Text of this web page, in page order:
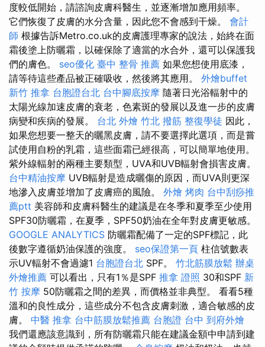
度較低開始，請諮詢皮膚科醫生，並逐漸增加應用頻率。
它們恢復了皮膚的水分含量，因此您不會感到干燥。 會計
師 根據告訴Metro.co.uk的皮膚護理專家的說法，始終在面
霜後塗上防曬霜，以確保除了適當的水合外，還可以保護我
們的膚色。 seo優化 臺中 整骨 推薦 如果您想使用底漆，
請等待這些產品被正確吸收，然後將其應用。 外燴buffet
新竹 推拿 台胞證台北 台中腳底按摩 隨著日光浴輻射中的
太陽光線加速皮膚的衰老，色素斑的發展以及進一步的皮膚
病變和疾病的發展。 台北 外燴 竹北 撥筋 整復學徒 因此，
如果您想要一整天的曬黑皮膚，請不要選擇此選項，而是嘗
試使用自粉的乳霜，這些面霜已經很高，可以簡單地使用。
紫外線輻射的兩種主要類型，UVA和UVB輻射會損害皮膚。
台中精油按摩 UVB輻射是造成曬傷的原因，而UVA則更深
地滲入皮膚並增加了皮膚癌的風險。 外燴 烤肉 台中刮痧推
薦ptt 美容師和皮膚科醫生的建議是在冬季和夏季至少使用
SPF30防曬霜，在夏季，SPF50奶油在全年對皮膚更敏感。
GOOGLE ANALYTICS 防曬霜配備了一定的SPF標記，此
後數字遵循奶油保護的強度。 seo保證第一頁 柱信號數表
示UV輻射不會過濾1 台胞證台北 SPF。 竹北筋膜放鬆 辦桌
外燴推薦 可以看出，只有1％是SPF 推拿 證照 30和SPF 新
竹 按摩 50防曬霜之間的差異，而價格並非典型。 看看5種
溫和的良性成分，這些成分不包含皮膚刺激，適合敏感的皮
膚。 中醫 推拿 台中筋膜放鬆推薦 台胞證 台中 到府外燴
我們還應該意識到，所有防曬霜只能在建議金額中申請到建